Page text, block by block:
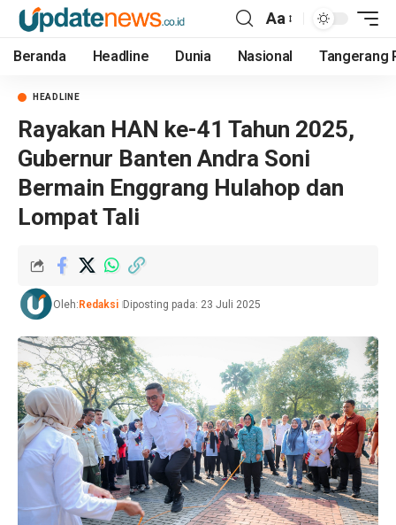
Aa
Beranda Headline Dunia Nasional Tangerang
HEADLINE
Rayakan HAN ke-41 Tahun 2025,
Gubernur Banten Andra Soni
Bermain Enggrang Hulahop dan
Lompat Tali
Oleh: Redaksi Diposting pada: 23 Juli 2025